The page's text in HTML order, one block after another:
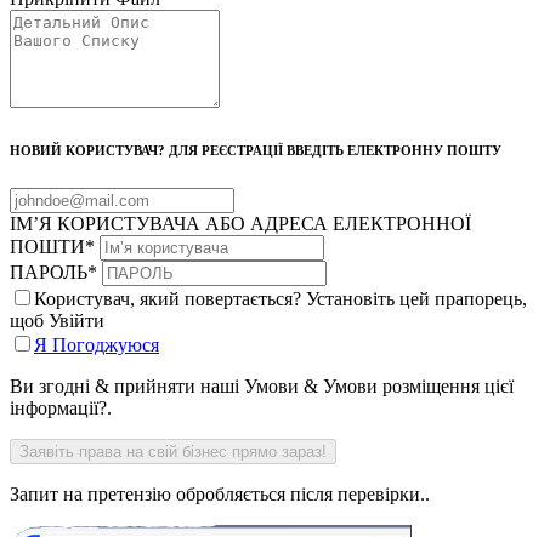
НОВИЙ КОРИСТУВАЧ? ДЛЯ РЕЄСТРАЦІЇ ВВЕДІТЬ ЕЛЕКТРОННУ ПОШТУ
ІМ’Я КОРИСТУВАЧА АБО АДРЕСА ЕЛЕКТРОННОЇ
ПОШТИ*
ПАРОЛЬ*
Користувач, який повертається? Установіть цей прапорець,
щоб Увійти
Я Погоджуюся
Ви згодні & прийняти наші Умови & Умови розміщення цієї
інформації?.
Запит на претензію обробляється після перевірки..